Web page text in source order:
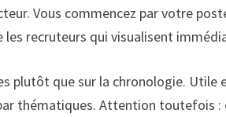
Vous commencez par votre
recruteurs qui visualisent
plutôt que sur la chronologie. Utile
thématiques. Attention toutefois :